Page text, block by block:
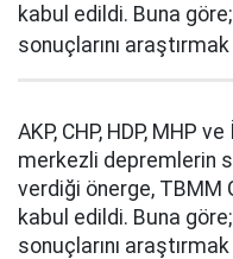
kabul edildi. Buna
sonuçlarını
AKP, CHP, HDP, MHP
merkezli depremlerin
verdiği önerge, TBMM
kabul edildi. Buna
sonuçlarını